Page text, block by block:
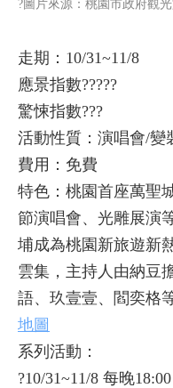
?圖片來源：桃園市政府觀
走期：10/31~11/8
應景指數?????
驚悚指數???
活動性質：演唱會/變
費用：免費
特色：桃園首座萬聖
節演唱會、光雕展演
埔成為桃園新旅遊新
雲集，主持人由納豆
語、玖壹壹、閻奕格
地圖
系列活動：
?10/31~11/8 每晚